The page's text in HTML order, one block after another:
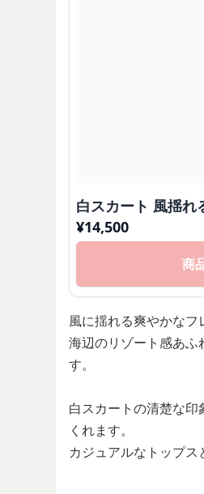
白スカート 風揺れ
¥14,500
商
風に揺れる爽やかなフ
海辺のリゾート感あふ
す。
白スカートの清楚な
くれます。
カジュアルなトップス